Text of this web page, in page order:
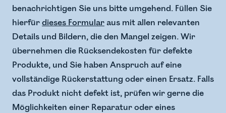
benachrichtigen Sie uns bitte umgehend. Füllen Sie
hierfür dieses Formular aus mit allen relevanten
Details und Bildern, die den Mangel zeigen. Wir
übernehmen die Rücksendekosten für defekte
Produkte, und Sie haben Anspruch auf eine
vollständige Rückerstattung oder einen Ersatz. Falls
das Produkt nicht defekt ist, prüfen wir gerne die
Möglichkeiten einer Reparatur oder eines